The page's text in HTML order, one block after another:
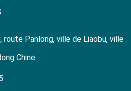
route Panlong, ville de Liaobu, ville
Chine